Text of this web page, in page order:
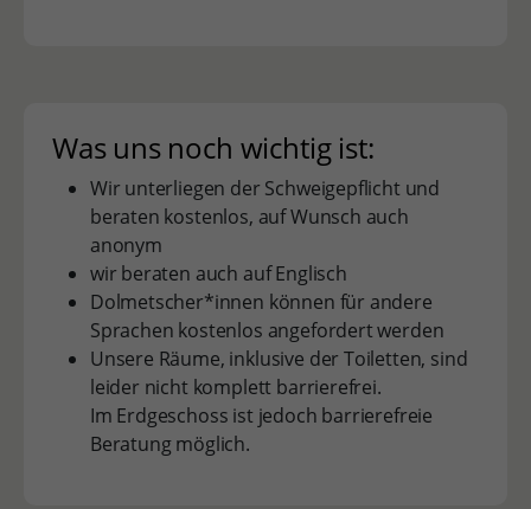
Was uns noch wichtig ist:
Wir unterliegen der Schweigepflicht und
beraten kostenlos, auf Wunsch auch
anonym
wir beraten auch auf Englisch
Dolmetscher*innen können für andere
Sprachen kostenlos angefordert werden
Unsere Räume, inklusive der Toiletten, sind
leider nicht komplett barrierefrei.
Im Erdgeschoss ist jedoch barrierefreie
Beratung möglich.